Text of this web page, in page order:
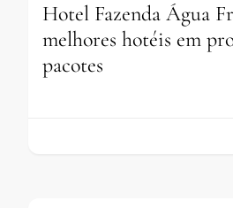
Hotel Fazenda Água
melhores hotéis em
pacotes